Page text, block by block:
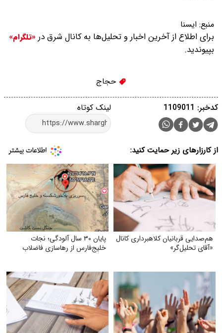
منبع: ایسنا
برای اطلاع از آخرین اخبار و تحلیل‌ها به کانال شرق در «تلگرام»
بپیوندید.
حجاج
لینک کوتاه کدخبر: 1109011
از کارزارهای زیر حمایت کنید:
هم‌صدایی قربانیان کلاهبرداری کانال
«آقای تحلیل‌گر»
پایان ۳۰ سال آلودگی؛ نجات
خلیج‌فارس از رهاسازی فاضلاب